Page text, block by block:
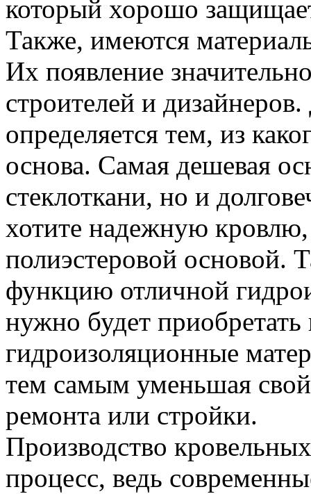
который хорошо
Также, имеются
Их появление
строителей и
определяется тем, из
основа. Самая дешевая
стеклоткани, но и
хотите надежную кровлю,
полиэстеровой основой.
функцию отличной
нужно будет
гидроизоляционные
тем самым уменьшая
ремонта или стройки.
Производство
процесс, ведь